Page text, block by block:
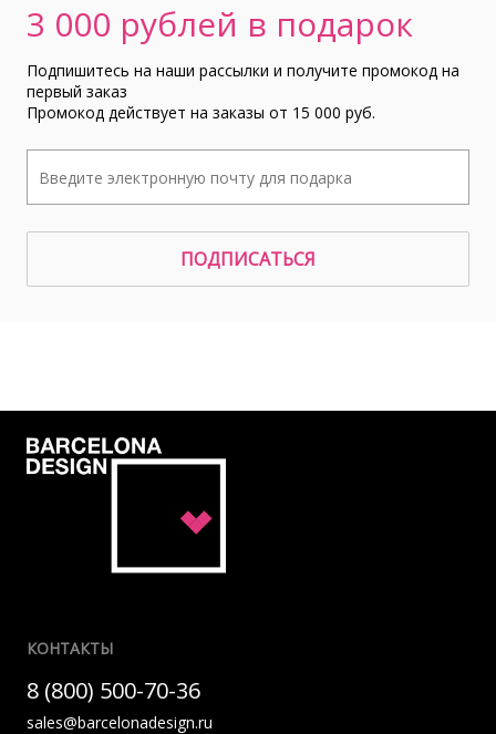
3 000 рублей в подарок
Подпишитесь на наши рассылки и получите промокод на
первый заказ
Промокод действует на заказы от 15 000 руб.
ПОДПИСАТЬСЯ
КОНТАКТЫ
8 (800) 500-70-36
sales@barcelonadesign.ru